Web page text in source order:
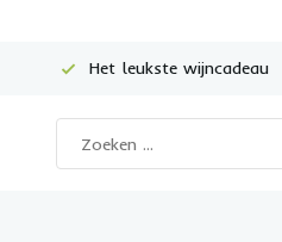
Het leukste wijncadeau